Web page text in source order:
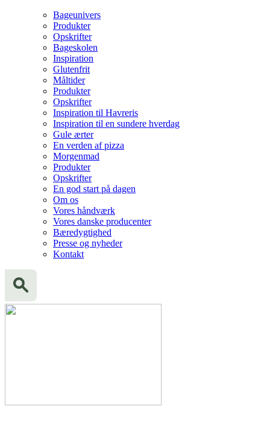
Bageunivers
Produkter
Opskrifter
Bageskolen
Inspiration
Glutenfrit
Måltider
Produkter
Opskrifter
Inspiration til Havreris
Inspiration til en sundere hverdag
Gule ærter
En verden af pizza
Morgenmad
Produkter
Opskrifter
En god start på dagen
Om os
Vores håndværk
Vores danske producenter
Bæredygtighed
Presse og nyheder
Kontakt